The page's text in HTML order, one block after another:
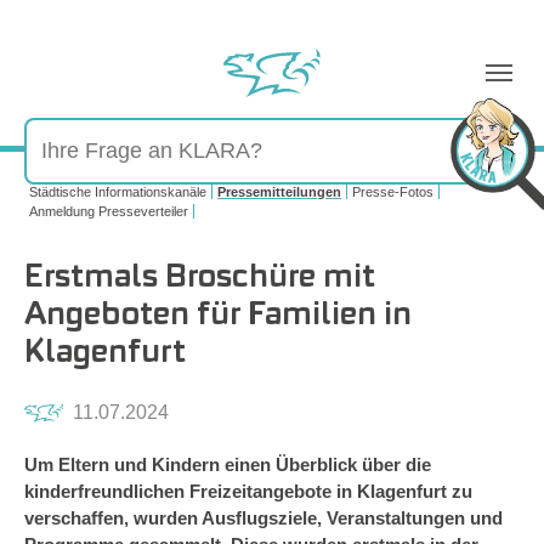
Sie sind hier:
Städtische Informationskanäle Pressemitteilungen
Presse-Fotos
Anmeldung Presseverteiler
Erstmals Broschüre mit
Angeboten für Familien in
Klagenfurt
11.07.2024
Um Eltern und Kindern einen Überblick über die
kinderfreundlichen Freizeitangebote in Klagenfurt zu
verschaffen, wurden Ausflugsziele, Veranstaltungen und